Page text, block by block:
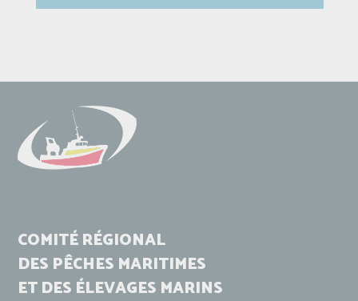
COMITÉ RÉGIONAL
DES PÊCHES MARITIMES
ET DES ÉLEVAGES MARINS